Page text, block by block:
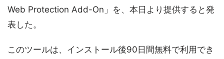
Web Protection Add-On」を、本日より提供すると発
表した。
このツールは、インストール後90日間無料で利用でき